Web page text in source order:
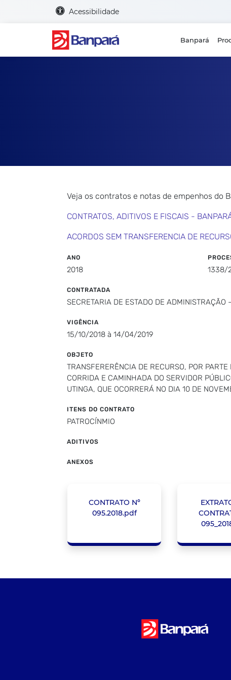
Acessibilidade
Banpará
Veja os contratos e notas de empenhos do
CONTRATOS, ADITIVOS E FISCAIS -
ACORDOS SEM TRANSFERENCIA DE
ANO
2018 1338/
CONTRATADA
SECRETARIA DE ESTADO DE ADMINISTRAÇÃO
VIGÊNCIA
15/10/2018 à 14/04/2019
OBJETO
TRANSFERERÊNCIA DE RECURSO, POR
CORRIDA E CAMINHADA DO SERVIDOR
UTINGA, QUE OCORRERÁ NO DIA 10 DE
ITENS DO CONTRATO
PATROCÍNMIO
ADITIVOS
ANEXOS
CONTRATO Nº
095.2018.pdf